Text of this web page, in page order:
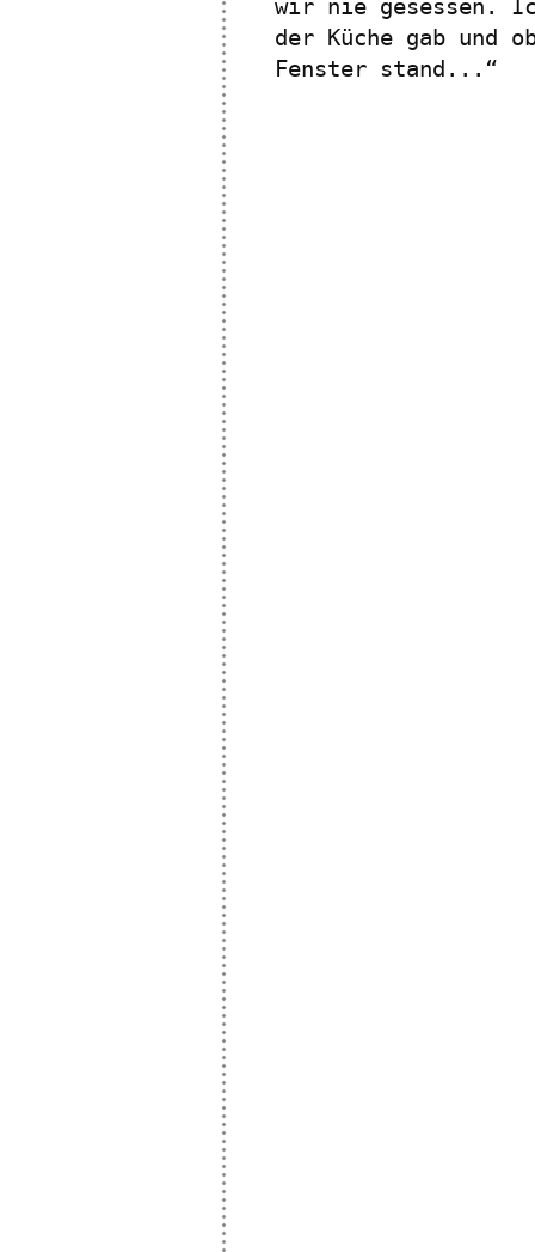
wir nie gesessen.
der Küche gab und
Fenster stand...“